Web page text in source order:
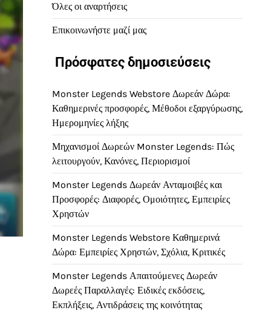
Όλες οι αναρτήσεις
Επικοινωνήστε μαζί μας
Πρόσφατες δημοσιεύσεις
Monster Legends Webstore Δωρεάν Δώρα:
Καθημερινές προσφορές, Μέθοδοι εξαργύρωσης,
Ημερομηνίες λήξης
Μηχανισμοί Δωρεών Monster Legends: Πώς
λειτουργούν, Κανόνες, Περιορισμοί
Monster Legends Δωρεάν Ανταμοιβές και
Προσφορές: Διαφορές, Ομοιότητες, Εμπειρίες
Χρηστών
Monster Legends Webstore Καθημερινά
Δώρα: Εμπειρίες Χρηστών, Σχόλια, Κριτικές
Monster Legends Απαιτούμενες Δωρεάν
Δωρεές Παραλλαγές: Ειδικές εκδόσεις,
Εκπλήξεις, Αντιδράσεις της κοινότητας